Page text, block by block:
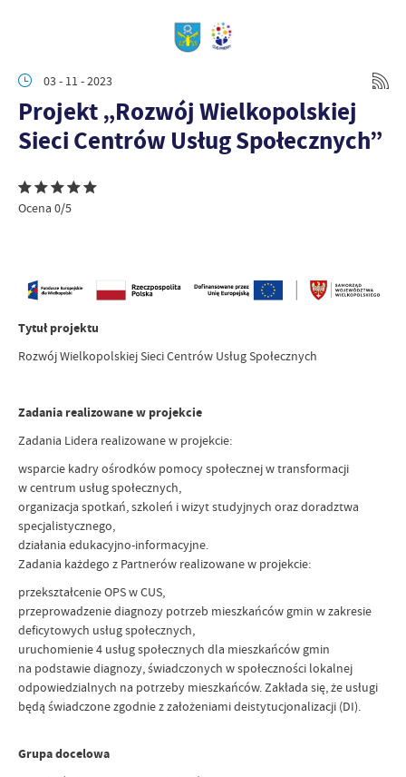
03 - 11 - 2023
Projekt „Rozwój Wielkopolskiej
Sieci Centrów Usług Społecznych”
Ocena 0/5
Tytuł projektu
Rozwój Wielkopolskiej Sieci Centrów Usług Społecznych
Zadania realizowane w projekcie
Zadania Lidera realizowane w projekcie:
wsparcie kadry ośrodków pomocy społecznej w transformacji
w centrum usług społecznych,
organizacja spotkań, szkoleń i wizyt studyjnych oraz doradztwa
specjalistycznego,
działania edukacyjno-informacyjne.
Zadania każdego z Partnerów realizowane w projekcie:
przekształcenie OPS w CUS,
przeprowadzenie diagnozy potrzeb mieszkańców gmin w zakresie
deficytowych usług społecznych,
uruchomienie 4 usług społecznych dla mieszkańców gmin
na podstawie diagnozy, świadczonych w społeczności lokalnej
odpowiedzialnych na potrzeby mieszkańców. Zakłada się, że usługi
będą świadczone zgodnie z założeniami deistytucjonalizacji (DI).
Grupa docelowa